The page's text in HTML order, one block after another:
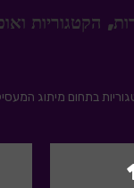
הקטגוריות